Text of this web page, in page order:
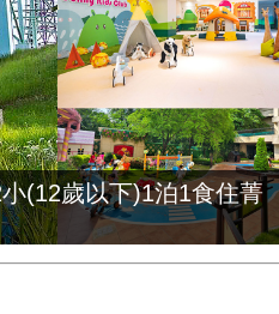
(12歲以下)1泊1食住菁